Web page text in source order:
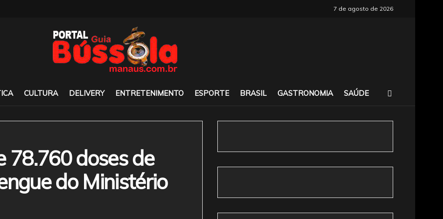
7 de agosto de 2026
CULTURA DELIVERY ENTRETENIMENTO ESPORTE BRASIL GASTRONOMIA SAÚDE
78.760 doses de
do Ministério